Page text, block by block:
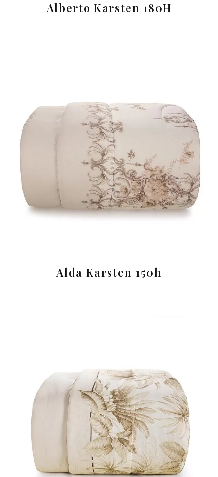
Alberto Karsten 180H
Alda Karsten 150h